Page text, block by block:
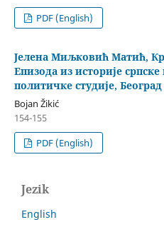
PDF (English)
Јелена Миљковић Матић,
Епизода из историје
политичке студије, Београд
Bojan Žikić
154-155
PDF (English)
Jezik
English